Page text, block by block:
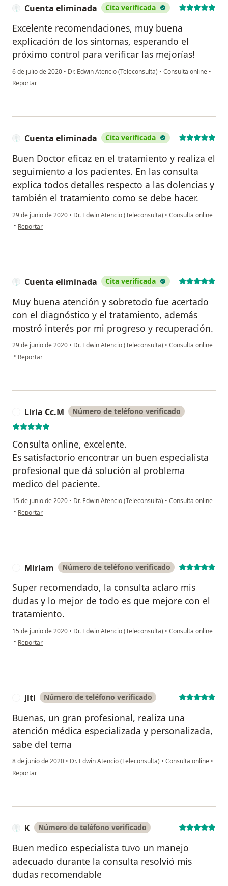
Cuenta eliminada Cita verificada
Excelente recomendaciones, muy buena
explicación de los síntomas, esperando el
próximo control para verificar las mejorías!
6 de julio de 2020 • Dr. Edwin Atencio (Teleconsulta) • Consulta online •
en opinión del usuario Cuenta eliminada
Reportar
Cuenta eliminada Cita verificada
Buen Doctor eficaz en el tratamiento y realiza el
seguimiento a los pacientes. En las consulta
explica todos detalles respecto a las dolencias y
también el tratamiento como se debe hacer.
29 de junio de 2020 • Dr. Edwin Atencio (Teleconsulta) • Consulta online
• en opinión del usuario Cuenta eliminada
Reportar
Cuenta eliminada Cita verificada
Muy buena atención y sobretodo fue acertado
con el diagnóstico y el tratamiento, además
mostró interés por mi progreso y recuperación.
29 de junio de 2020 • Dr. Edwin Atencio (Teleconsulta) • Consulta online
• en opinión del usuario Cuenta eliminada
Reportar
Liria Cc.M Número de teléfono verificado
Consulta online, excelente.
Es satisfactorio encontrar un buen especialista
profesional que dá solución al problema
medico del paciente.
15 de junio de 2020 • Dr. Edwin Atencio (Teleconsulta) • Consulta online
• en opinión del usuario Liria Cc.M
Reportar
Miriam Número de teléfono verificado
Super recomendado, la consulta aclaro mis
dudas y lo mejor de todo es que mejore con el
tratamiento.
15 de junio de 2020 • Dr. Edwin Atencio (Teleconsulta) • Consulta online
• en opinión del usuario Miriam
Reportar
Jltl Número de teléfono verificado
Buenas, un gran profesional, realiza una
atención médica especializada y personalizada,
sabe del tema
8 de junio de 2020 • Dr. Edwin Atencio (Teleconsulta) • Consulta online •
en opinión del usuario Jltl
Reportar
K Número de teléfono verificado
Buen medico especialista tuvo un manejo
adecuado durante la consulta resolvió mis
dudas recomendable